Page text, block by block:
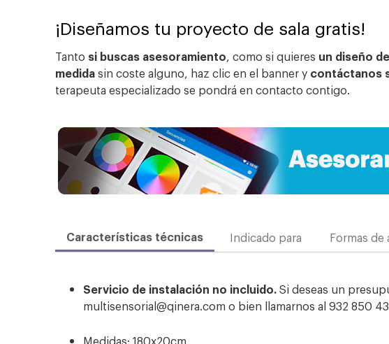
¡Diseñamos tu proyecto de sala gratis!
Tanto si buscas asesoramiento, como si quieres un diseño
medidasin coste alguno, haz clic en el banner y contáctanos
terapeuta especializado se pondrá en contacto contigo.
Características técnicas Indicado para Formas de
Servicio de instalación no incluido.Si deseas un
multisensorial@qinera.com o bien llamarnos al 932 850
Medidas: 180x20cm